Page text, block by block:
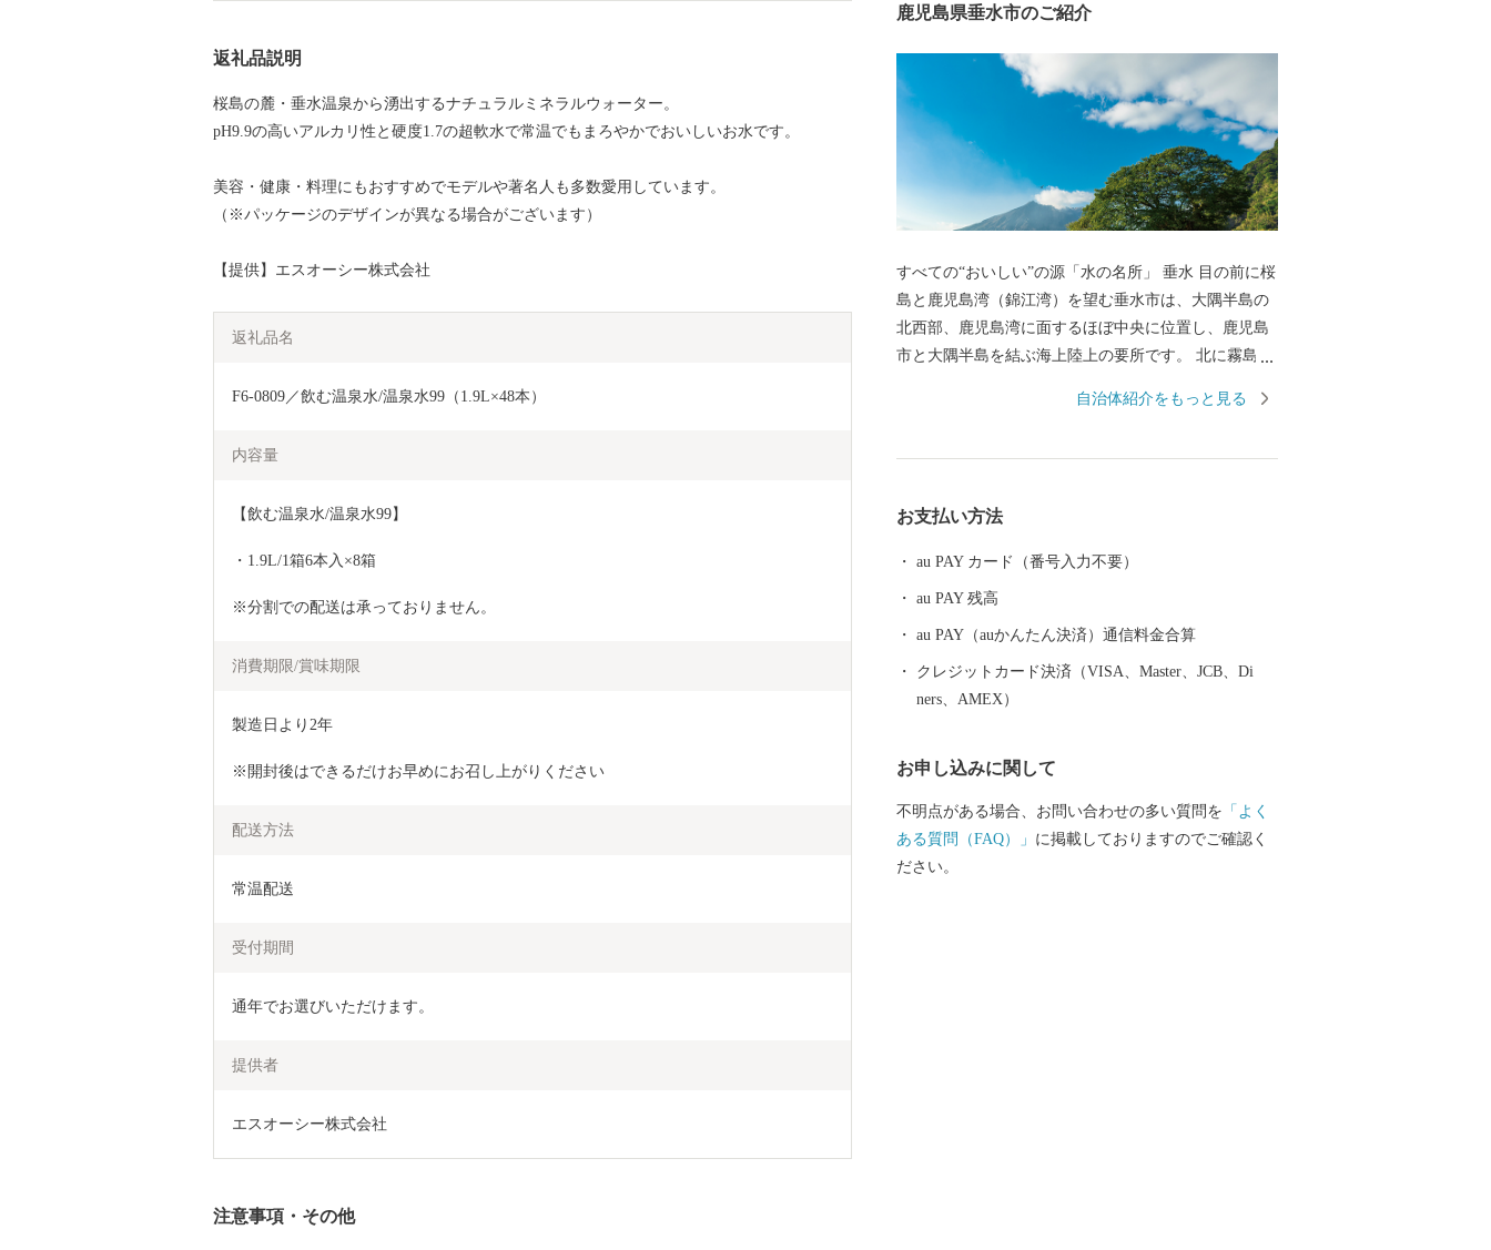
返礼品説明
桜島の麓・垂水温泉から湧出するナチュラルミネラルウォーター。
pH9.9の高いアルカリ性と硬度1.7の超軟水で常温でもまろやかでおいしいお水です。
美容・健康・料理にもおすすめでモデルや著名人も多数愛用しています。
（※パッケージのデザインが異なる場合がございます）
【提供】エスオーシー株式会社
返礼品名
F6-0809／飲む温泉水/温泉水99（1.9L×48本）
内容量
【飲む温泉水/温泉水99】
・1.9L/1箱6本入×8箱
※分割での配送は承っておりません。
消費期限/賞味期限
製造日より2年
※開封後はできるだけお早めにお召し上がりください
配送方法
常温配送
受付期間
通年でお選びいただけます。
提供者
エスオーシー株式会社
注意事項・その他
鹿児島県垂水市のご紹介
すべての“おいしい”の源「水の名所」 垂⽔ ⽬の前に桜
島と⿅児島湾（錦江湾）を望む垂水市は、⼤隅半島の
北⻄部、⿅児島湾に⾯するほぼ中央に位置し、⿅児島
市と⼤隅半島を結ぶ海上陸上の要所です。 北に霧島
し、⾯積は、約162.12平⽅キロメートルで37キロメー
栽培も盛んです。 また、⾼隈⼭系を源に地底から湧き
類の温泉水があります。同様に焼酎も特産品として高
い評価を頂いており、垂れる水と書いて「垂水」と呼
んで字のごとく、水を源とした魅力ある食材に恵まれ
自治体紹介をもっと見る
お支払い方法
au PAY カード（番号入力不要）
au PAY 残高
au PAY（auかんたん決済）通信料金合算
クレジットカード決済（VISA、Master、JCB、Di
ners、AMEX）
お申し込みに関して
不明点がある場合、お問い合わせの多い質問を 「よく
ある質問（FAQ）」 に掲載しておりますのでご確認く
ださい。